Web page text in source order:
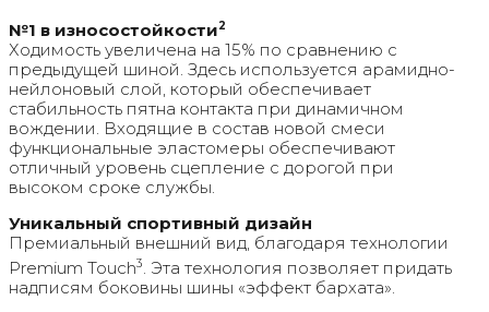
№1 в износостойкости2
Ходимость увеличена на 15% по сравнению с
предыдущей шиной. Здесь используется арамидно-
нейлоновый слой, который обеспечивает
стабильность пятна контакта при динамичном
вождении. Входящие в состав новой смеси
функциональные эластомеры обеспечивают
отличный уровень сцепление с дорогой при
высоком сроке службы.
Уникальный спортивный дизайн
Премиальный внешний вид, благодаря технологии
Premium Touch3. Эта технология позволяет придать
надписям боковины шины «эффект бархата».